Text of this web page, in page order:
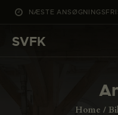
NÆSTE
SVFK
Home
DET SKER